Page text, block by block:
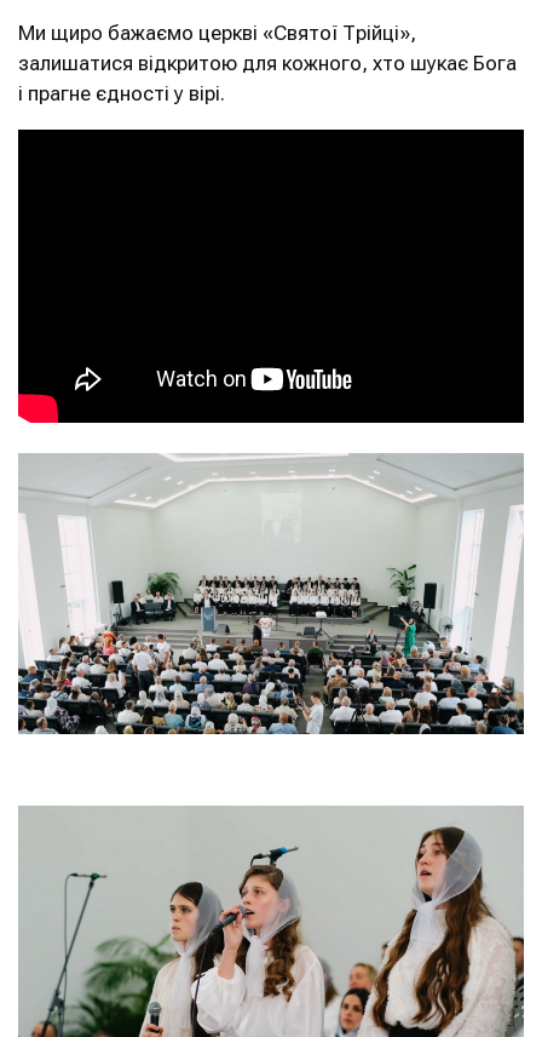
Ми щиро бажаємо церкві «Святої Трійці»,
залишатися відкритою для кожного, хто шукає Бога
і прагне єдності у вірі.